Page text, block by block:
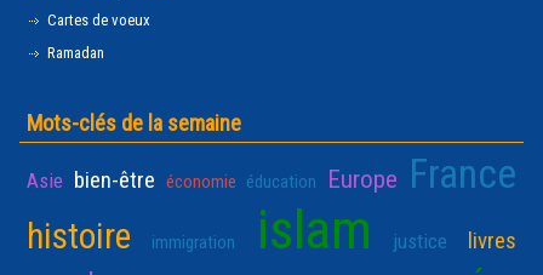
Cartes de voeux
Ramadan
Mots-clés de la semaine
Asie bien-être économie éducation Europe France
histoire immigration islam justice livres